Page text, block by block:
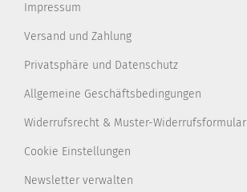
Impressum
Versand und Zahlung
Privatsphäre und Datenschutz
Allgemeine Geschäftsbedingungen
Widerrufsrecht & Muster-Widerrufsformular
Cookie Einstellungen
Newsletter verwalten